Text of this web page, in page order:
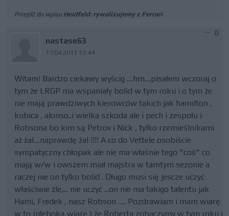
Przejdź do wpisu Heidfeld: rywalizujemy z Ferrari
nastase63
17.04.2011 13:44
0
Witam! Bardzo ciekawy wyścig ....hm....pisałem wczoraj o
tym że LRGP ma wspaniały bolid w tym roku i o tym że
nie mają prawdziwych kierowców takich jak hamilton ,
kubica , alonso..i wielka szkoda ale i pech i zespołu i
Robsona bo kim są Petrov i Nick , tylko rzemieślnikami
aż żal....naprawdę żal !!!! A co do Vettele osobiście
sympatyczny chłopak ale nie ma właśnie tego "coś" co
mają w/w i owszem miał majstra w tamtym sezonie a
raczej nie on tylko bolid . Długo musi się jescze ućzyć
właściwie żle,... nie uczyć ...on nie ma takigo talentu jak
Hami, Fredek , nasz Robson ..... Pozdrawiam i mam wiarę
w to (głeboką wiarę ) że Roberta zobaczymy w tym roku i